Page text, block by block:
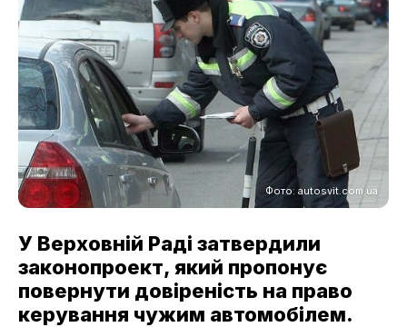
Фото: autosvit.com.ua
У Верховній Раді затвердили
законопроект, який пропонує
повернути довіреність на право
керування чужим автомобілем.